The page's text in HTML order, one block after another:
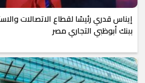
إيناس قدري رئيسًا لقطاع الاتصالات
ببنك أبوظبي التجاري مصر